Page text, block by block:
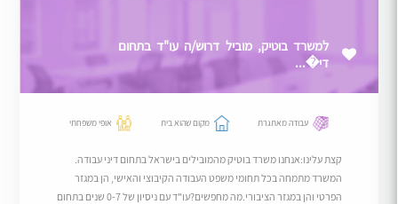
למשרד בוטיק, מוביל דרוש/ה עו"ד בתחום
די�...
עבודה מאתגרת מקום שהוא בית אופי משפחתי
קצת עלינו:אנחנו משרד בוטיק מהמובילים בישראל בתחום דיני עבודה.
המשרד מתמחה בכל תחומי משפט העבודה הקיבוצי והאישי, הן במגזר
הפרטי והן במגזר הציבורי.מה מחפשים?עו"ד עם ניסיון של 0-7 שנים בתחום